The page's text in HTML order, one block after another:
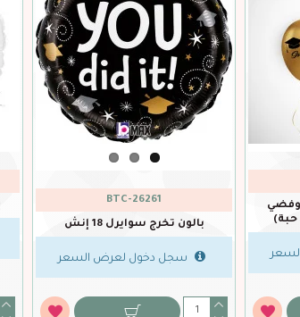
QTX-21556
إنش